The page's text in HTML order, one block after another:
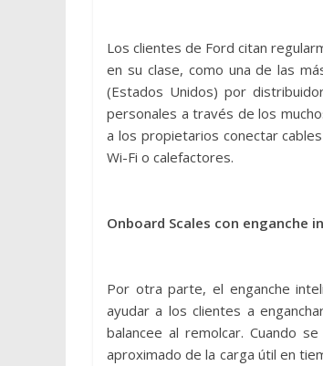
Los clientes de Ford citan
en su clase, como una de las
(Estados Unidos) por
personales a través de los
a los propietarios conectar
Wi-Fi o calefactores.
Onboard Scales con enganche
Por otra parte, el enganche
ayudar a los clientes a
balancee al remolcar. Cuando
aproximado de la carga útil en